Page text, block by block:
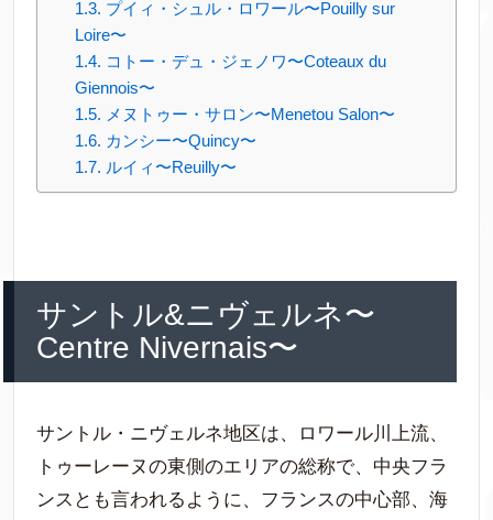
プイィ・シュル・ロワール〜Pouilly sur
Loire〜
コトー・デュ・ジェノワ〜Coteaux du
Giennois〜
メヌトゥー・サロン〜Menetou Salon〜
カンシー〜Quincy〜
ルイィ〜Reuilly〜
サントル&ニヴェルネ〜
Centre Nivernais〜
サントル・ニヴェルネ地区は、ロワール川上流、
トゥーレーヌの東側のエリアの総称で、中央フラ
ンスとも言われるように、フランスの中心部、海